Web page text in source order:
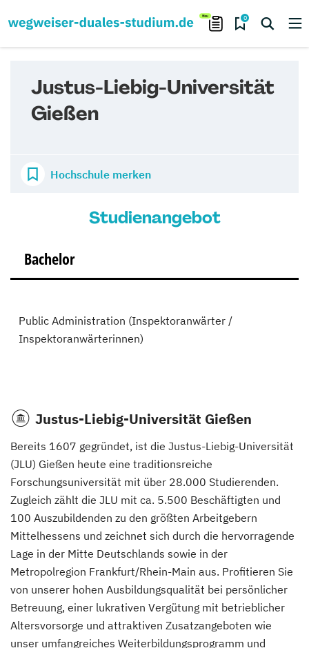
0
Justus-Liebig-Universität
Gießen
Hochschule merken
Studienangebot
Bachelor
Public Administration (Inspektoranwärter /
Inspektoranwärterinnen)
Justus-Liebig-Universität Gießen
Bereits 1607 gegründet, ist die Justus-Liebig-Universität
(JLU) Gießen heute eine traditionsreiche
Forschungsuniversität mit über 28.000 Studierenden.
Zugleich zählt die JLU mit ca. 5.500 Beschäftigten und
100 Auszubildenden zu den größten Arbeitgebern
Mittelhessens und zeichnet sich durch die hervorragende
Lage in der Mitte Deutschlands sowie in der
Metropolregion Frankfurt/Rhein-Main aus. Profitieren Sie
von unserer hohen Ausbildungsqualität bei persönlicher
Betreuung, einer lukrativen Vergütung mit betrieblicher
Altersvorsorge und attraktiven Zusatzangeboten wie
unser umfangreiches Weiterbildungsprogramm und